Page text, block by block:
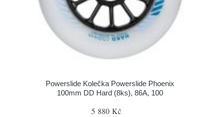
Powerslide Kolečka Powerslide Phoenix
100mm DD Hard (8ks), 86A, 100
5 880 Kč